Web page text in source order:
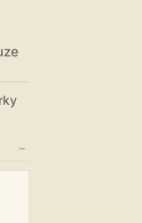
−